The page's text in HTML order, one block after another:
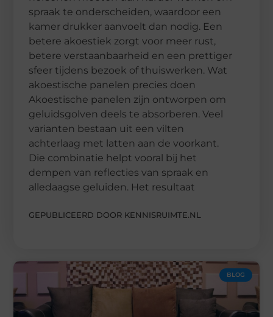
spraak te onderscheiden, waardoor een
kamer drukker aanvoelt dan nodig. Een
betere akoestiek zorgt voor meer rust,
betere verstaanbaarheid en een prettiger
sfeer tijdens bezoek of thuiswerken. Wat
akoestische panelen precies doen
Akoestische panelen zijn ontworpen om
geluidsgolven deels te absorberen. Veel
varianten bestaan uit een vilten
achterlaag met latten aan de voorkant.
Die combinatie helpt vooral bij het
dempen van reflecties van spraak en
alledaagse geluiden. Het resultaat
GEPUBLICEERD DOOR KENNISRUIMTE.NL
BLOG